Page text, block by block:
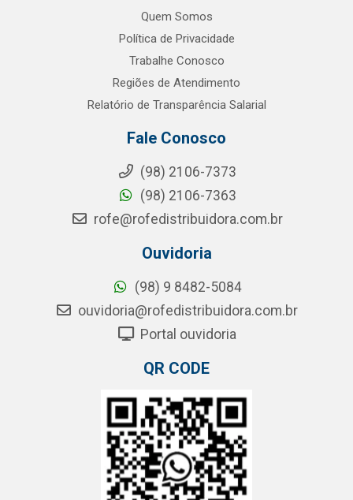
Quem Somos
Política de Privacidade
Trabalhe Conosco
Regiões de Atendimento
Relatório de Transparência Salarial
Fale Conosco
(98) 2106-7373
(98) 2106-7363
rofe@rofedistribuidora.com.br
Ouvidoria
(98) 9 8482-5084
ouvidoria@rofedistribuidora.com.br
Portal ouvidoria
QR CODE